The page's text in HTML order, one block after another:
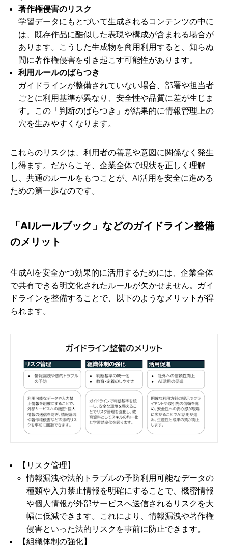
著作権侵害のリスク
学習データにもとづいて生成されるコンテンツの中に
は、既存作品に酷似した表現や構成が含まれる場合が
あります。こうした生成物を商用利用すると、知らぬ
間に著作権侵害を引き起こす可能性があります。
利用ルールのばらつき
ガイドラインが整備されていない場合、部署や担当者
ごとに利用基準が異なり、安全性や品質に差が生じま
す。この「判断のばらつき」が結果的に情報管理上の
穴を生みやすくなります。
これらのリスクは、利用者の善意や意図に関係なく発生
し得ます。だからこそ、企業全体で現状を正しく理解
し、共通のルールをもつことが、AI活用を安全に進める
ための第一歩なのです。
「AIルールブック」などのガイドライン整備
のメリット
生成AIを安全かつ効果的に活用するためには、企業全体
で共有できる明文化されたルールが欠かせません。ガイ
ドラインを整備することで、以下のようなメリットが得
られます。
【リスク管理】
情報漏洩や法的トラブルの予防利用可能なデータの
種類や入力禁止情報を明確にすることで、機密情報
や個人情報が外部サービスへ送信されるリスクを大
幅に低減できます。これにより、情報漏洩や著作権
侵害といった法的リスクを事前に防止できます。
【組織体制の強化】